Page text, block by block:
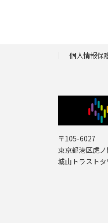
ビ
ー
ョ
ン
個人情報保
〒105-6027
東京都港区虎
城山トラスト